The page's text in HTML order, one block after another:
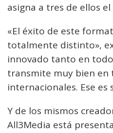
asigna a tres de ellos
«El éxito de este
totalmente distinto»,
innovado tanto en
transmite muy bien en
internacionales. Ese es
Y de los mismos
All3Media está